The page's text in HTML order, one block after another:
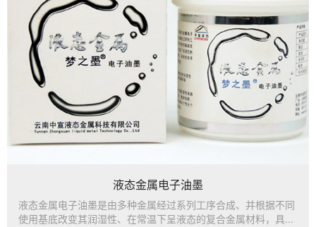
液态金属电子油墨
液态金属电子油墨是由多种金属经过系列工序合成、并根据不同
使用基底改变其润湿性、在常温下呈液态的复合金属材料，具...